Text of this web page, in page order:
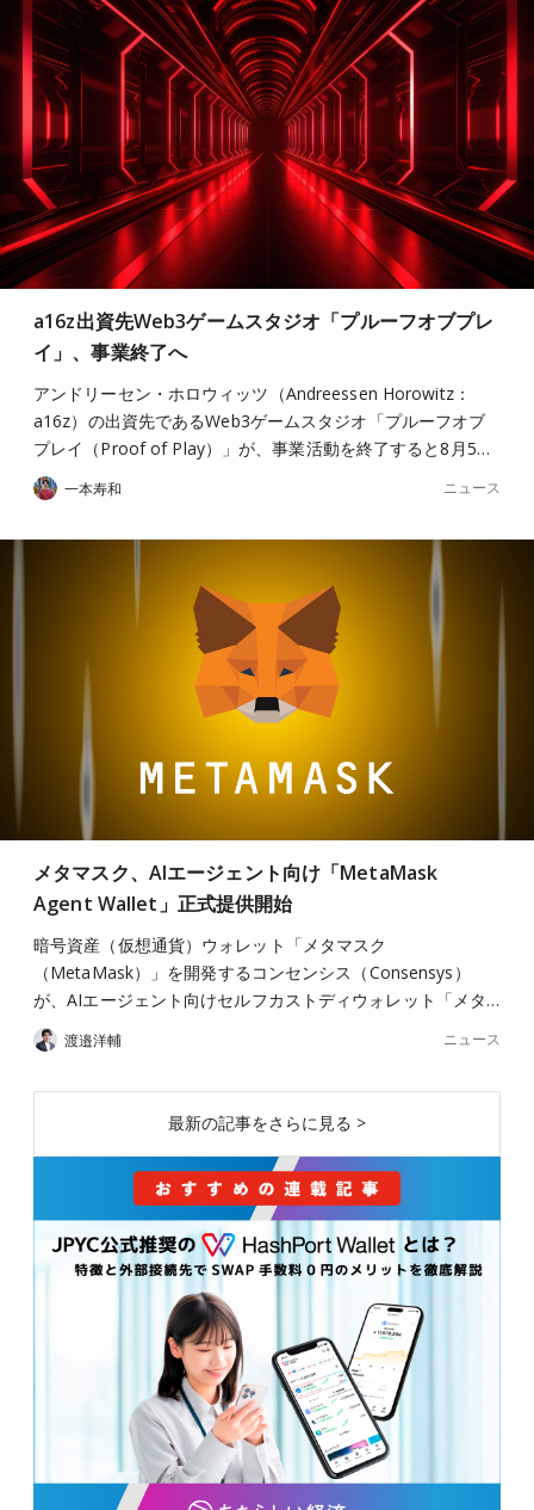
a16z出資先Web3ゲームスタジオ「プルーフオブプレ
イ」、事業終了へ
アンドリーセン・ホロウィッツ（Andreessen Horowitz：
a16z）の出資先であるWeb3ゲームスタジオ「プルーフオブ
プレイ（Proof of Play）」が、事業活動を終了すると8月5…
一本寿和 ニュース
メタマスク、AIエージェント向け「MetaMask
Agent Wallet」正式提供開始
暗号資産（仮想通貨）ウォレット「メタマスク
（MetaMask）」を開発するコンセンシス（Consensys）
が、AIエージェント向けセルフカストディウォレット「メタ…
渡邉洋輔 ニュース
最新の記事をさらに見る >